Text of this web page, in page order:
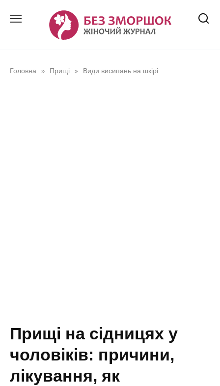
Головна » Прищі » Види висипань на шкірі
Прищі на сідницях у
чоловіків: причини,
лікування, як